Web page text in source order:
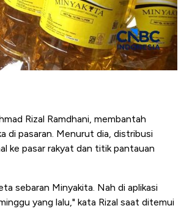
Rizal Ramdhani, membantah
di pasaran. Menurut dia, distribusi
ke pasar rakyat dan titik pantauan
sebaran Minyakita. Nah di aplikasi
yang lalu," kata Rizal saat ditemui